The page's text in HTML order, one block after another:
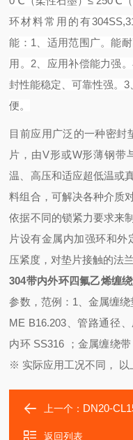
环材料常用的有
能：1、适用范围广。能
用。2、应用补偿能力强
封性能稳定、可靠性强。3
便。
目前应用广泛的一种密封
片，由V形或W形薄钢带
温、高压和适应超低温或
料组合，可解决各种介质
依据不同的锁紧力要求来
片设有金属内加强环和
压紧度，对垫片接触的法兰
304带内外环四氟乙烯缠
参数，范例： 1、金属缠
ME B16.203、管路通径
内环 SS316 ；金属缠绕
※ 实际应用工况不同， 以
上一个： DN20-
返回列表